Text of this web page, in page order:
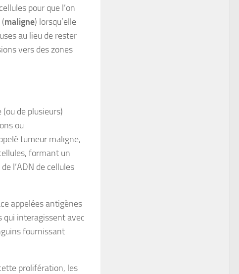
pour que l’on
maligne) lorsqu’elle
au lieu de rester
vers des zones
de plusieurs)
ou
tumeur maligne,
formant un
l’ADN de cellules
appelées antigènes
qui interagissent avec
fournissant
prolifération, les